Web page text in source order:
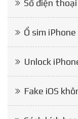
Số điện
Ổ sim iPhone
Unlock
Fake iOS